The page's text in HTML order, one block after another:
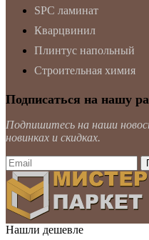
SPC ламинат
Кварцвинил
Плинтус напольный
Строительная химия
Подписаться на нашу
Подпишитесь на наши
новинках и скидках.
Нашли дешевле